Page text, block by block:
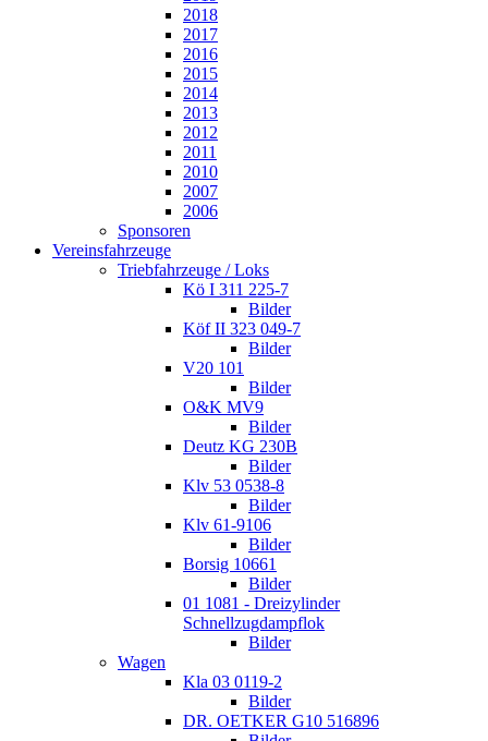
2018
2017
2016
2015
2014
2013
2012
2011
2010
2007
2006
Sponsoren
Vereinsfahrzeuge
Triebfahrzeuge / Loks
Kö I 311 225-7
Bilder
Köf II 323 049-7
Bilder
V20 101
Bilder
O&K MV9
Bilder
Deutz KG 230B
Bilder
Klv 53 0538-8
Bilder
Klv 61-9106
Bilder
Borsig 10661
Bilder
01 1081 - Dreizylinder
Schnellzugdampflok
Bilder
Wagen
Kla 03 0119-2
Bilder
DR. OETKER G10 516896